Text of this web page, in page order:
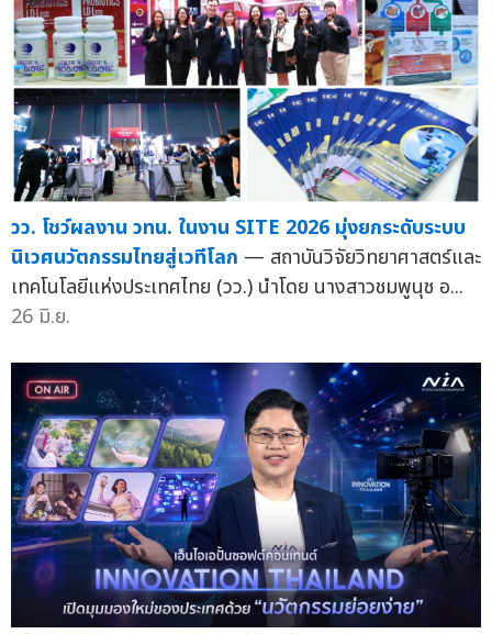
วว. โชว์ผลงาน วทน. ในงาน SITE 2026 มุ่งยกระดับระบบ
นิเวศนวัตกรรมไทยสู่เวทีโลก — สถาบันวิจัยวิทยาศาสตร์และ
เทคโนโลยีแห่งประเทศไทย (วว.) นำโดย นางสาวชมพูนุช อ...
26 มิ.ย.